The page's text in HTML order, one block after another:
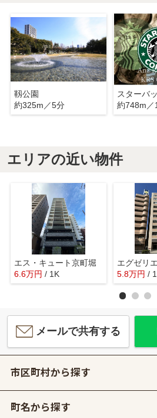
靱公園
約325m／5分
約748m／
エリアの近い物件
エス・キュート京町堀
6.6万円 / 1K
エグゼリ
5.8万円 /
メールで共有する
市区町村から探す
町名から探す